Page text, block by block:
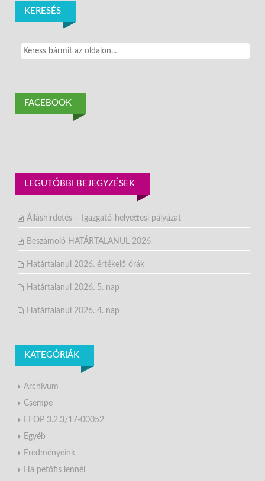
KERESÉS
Search
FACEBOOK
LEGUTÓBBI BEJEGYZÉSEK
Álláshirdetés – Igazgató-helyettesi pályázat
Beszámoló HATÁRTALANUL 2026
Határtalanul 2026. értékelő órák
Határtalanul 2026. 5. nap
Határtalanul 2026. 4. nap
KATEGÓRIÁK
Archivum
Csempe
EFOP 3.2.3/17-00052
Egyéb
Eredményeink
Ha petőfis lennél